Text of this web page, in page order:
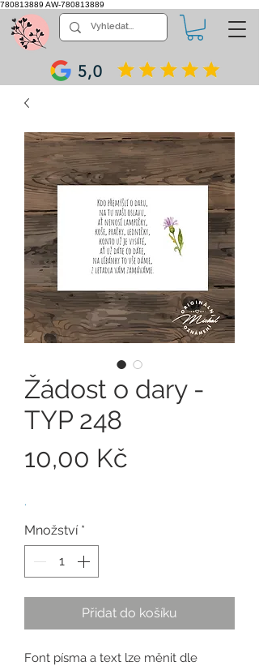
780813889 AW-780813889
5,0
Žádost o dary -
TYP 248
10,00 Kč
.
Množství *
Přidat do košíku
Font písma a text lze měnit dle